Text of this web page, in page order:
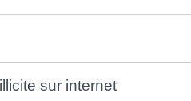
sur internet